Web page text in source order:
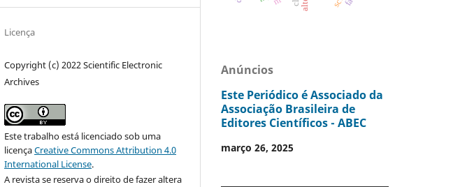
Licença
Copyright (c) 2022 Scientific Electronic
Archives
Este trabalho está licenciado sob uma
licençaCreative Commons Attribution 4.0
International License.
A revista se reserva o direito de fazer altera
Anúncios
Este Periódico é Associado da
Associação Brasileira de
Editores Científicos - ABEC
março 26, 2025